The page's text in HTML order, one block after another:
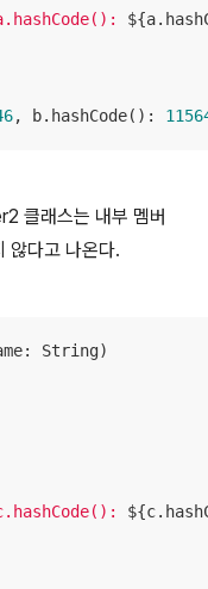
, b.hashCode():
클래스는 내부 멤버
않다고 나온다.
String)